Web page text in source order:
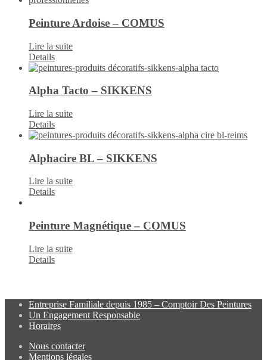
Peinture Ardoise – COMUS
Lire la suite
Details
Alpha Tacto – SIKKENS
Lire la suite
Details
Alphacire BL – SIKKENS
Lire la suite
Details
Peinture Magnétique – COMUS
Lire la suite
Details
Entreprise Familiale depuis 1985 – Comptoir Des Peintures
Un Engagement Responsable
Horaires
Nous contacter
Mentions légales